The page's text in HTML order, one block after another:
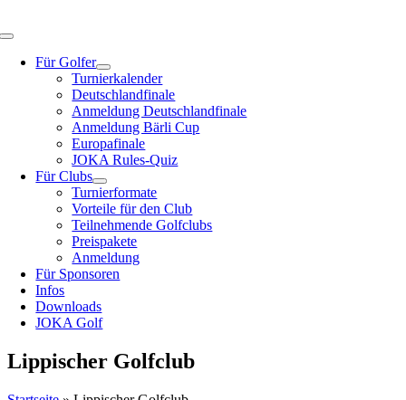
Inhalt
Toggle
NavigationFür Golfer
Turnierkalender
Deutschlandfinale
Anmeldung Deutschlandfinale
Anmeldung Bärli Cup
Europafinale
JOKA Rules-Quiz
Für Clubs
Turnierformate
Vorteile für den Club
Teilnehmende Golfclubs
Preispakete
Anmeldung
Für Sponsoren
Infos
Downloads
JOKA Golf
Lippischer Golfclub